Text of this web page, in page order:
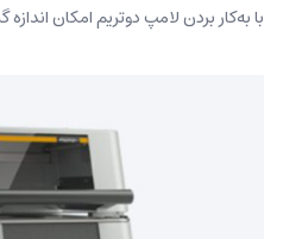
با به‌کار بردن لامپ دوتریم امکان